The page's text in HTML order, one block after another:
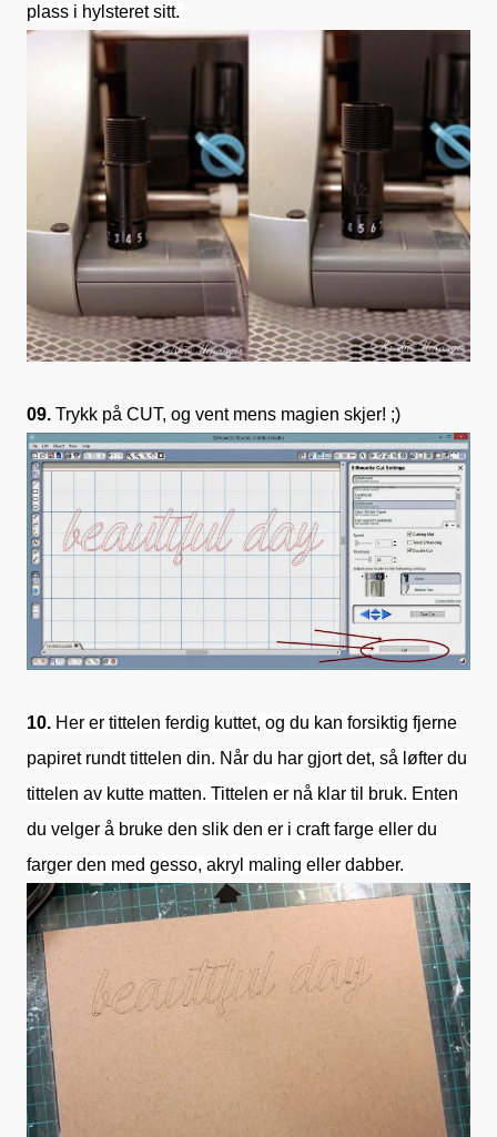
plass i hylsteret sitt.
09. Trykk på CUT, og vent mens magien skjer! ;)
10. Her er tittelen ferdig kuttet, og du kan forsiktig fjerne
papiret rundt tittelen din. Når du har gjort det, så løfter du
tittelen av kutte matten. Tittelen er nå klar til bruk. Enten
du velger å bruke den slik den er i craft farge eller du
farger den med gesso, akryl maling eller dabber.